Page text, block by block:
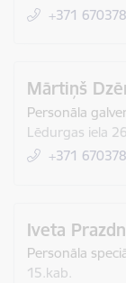
+371
Mārtiņš
Personāla
Lēdurgas iela
+371
Iveta
Personāla
15.kab.